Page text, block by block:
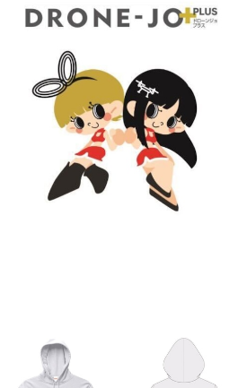
ドロシー&プラシルちゃんステッカー（10枚）
¥1,100